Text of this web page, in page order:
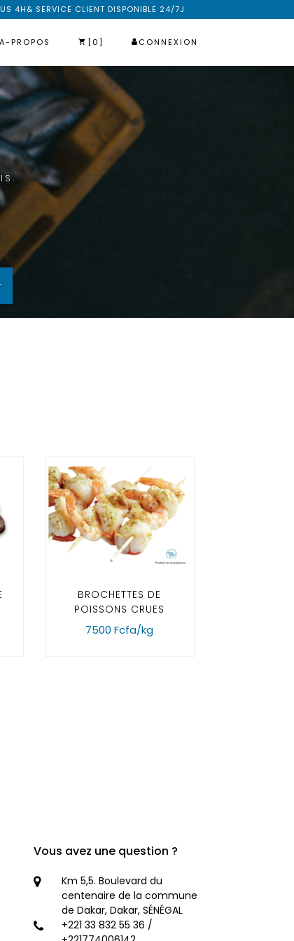
4H& SERVICE CLIENT DISPONIBLE 24/7J
A-PROPOS [0] CONNEXION
BROCHETTES DE
POISSONS CRUES
7500 Fcfa/kg
Vous avez une question ?
Km 5,5. Boulevard du
centenaire de la commune
de Dakar, Dakar, SÉNÉGAL
+221 33 832 55 36 /